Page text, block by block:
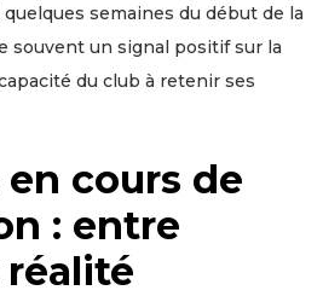
semaines du début de la
souvent un signal positif sur la
du club à retenir ses
cours de
: entre